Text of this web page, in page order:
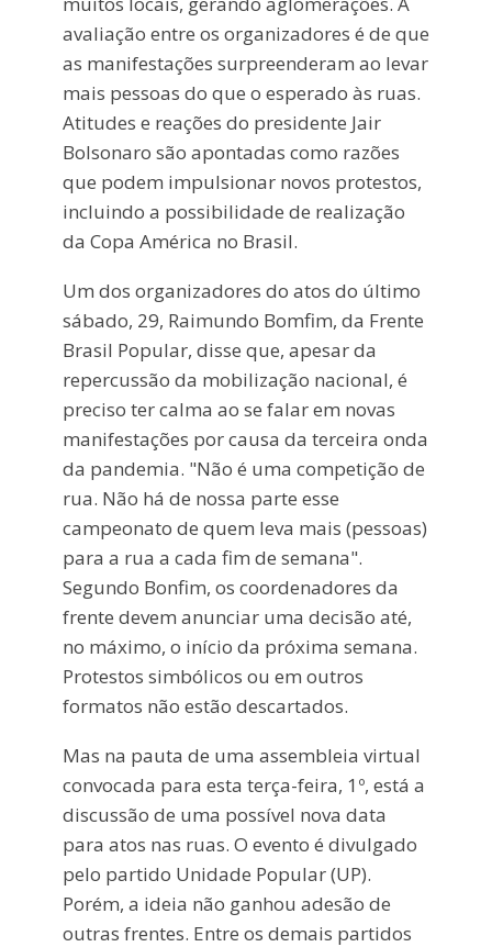
avaliação entre os organizadores é de que
as manifestações surpreenderam ao levar
mais pessoas do que o esperado às ruas.
Atitudes e reações do presidente Jair
Bolsonaro são apontadas como razões
que podem impulsionar novos protestos,
incluindo a possibilidade de realização
da Copa América no Brasil.
Um dos organizadores do atos do último
sábado, 29, Raimundo Bomfim, da Frente
Brasil Popular, disse que, apesar da
repercussão da mobilização nacional, é
preciso ter calma ao se falar em novas
manifestações por causa da terceira onda
da pandemia. "Não é uma competição de
rua. Não há de nossa parte esse
campeonato de quem leva mais (pessoas)
para a rua a cada fim de semana".
Segundo Bonfim, os coordenadores da
frente devem anunciar uma decisão até,
no máximo, o início da próxima semana.
Protestos simbólicos ou em outros
formatos não estão descartados.
Mas na pauta de uma assembleia virtual
convocada para esta terça-feira, 1º, está a
discussão de uma possível nova data
para atos nas ruas. O evento é divulgado
pelo partido Unidade Popular (UP).
Porém, a ideia não ganhou adesão de
outras frentes. Entre os demais partidos